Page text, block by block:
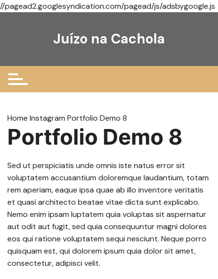
//pagead2.googlesyndication.com/pagead/js/adsbygoogle.js
Juízo na Cachola
Home Instagram Portfolio Demo 8
Portfolio Demo 8
Sed ut perspiciatis unde omnis iste natus error sit
voluptatem accusantium doloremque laudantium, totam
rem aperiam, eaque ipsa quae ab illo inventore veritatis
et quasi architecto beatae vitae dicta sunt explicabo.
Nemo enim ipsam luptatem quia voluptas sit aspernatur
aut odit aut fugit, sed quia consequuntur magni dolores
eos qui ratione voluptatem sequi nesciunt. Neque porro
quisquam est, qui dolorem ipsum quia dolor sit amet,
consectetur, adipisci velit.